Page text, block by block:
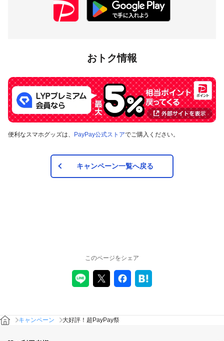
おトク情報
便利なスマホグッズは、 PayPay公式ストアでご購入ください。
キャンペーン一覧へ戻る
このページをシェア
キャンペーン 大好評！超PayPay祭